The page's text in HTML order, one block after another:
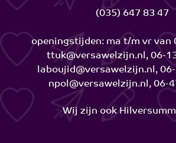
Hilversumseweg/de N525
Sla linksaf naar de Kamerlingh
linkerhand) parkeren in de wijk
(035) 647 83 47
openingstijden: ma t/m vr van
ttuk@versawelzijn.nl, 06-
laboujid@versawelzijn.nl, 06-
npol@versawelzijn.nl, 06-
Wij zijn ook